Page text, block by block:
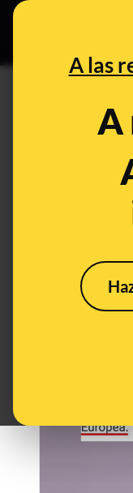
A las
A
No, la
más
Jul 21,